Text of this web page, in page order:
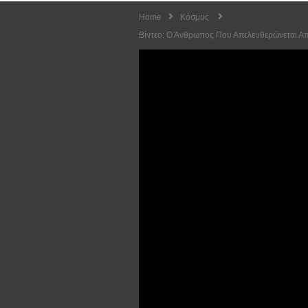
Home
Κόσμος
Βίντεο: Ο Άνθρωπος Που Απελευθερώνεται